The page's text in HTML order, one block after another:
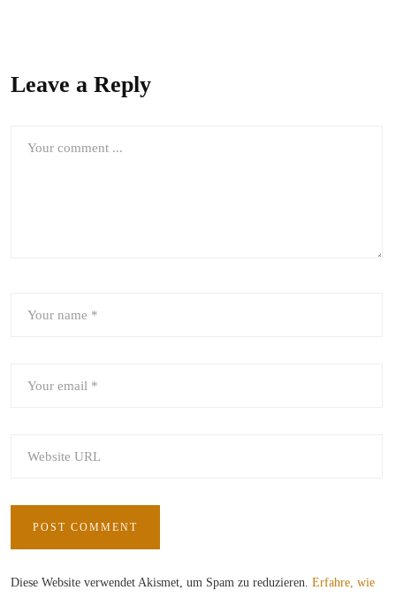
Leave a Reply
Diese Website verwendet Akismet, um Spam zu reduzieren. Erfahre, wie